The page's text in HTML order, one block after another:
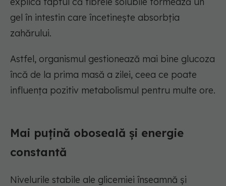
gel în intestin care încetinește absorbția
zahărului.
Astfel, organismul gestionează mai bine glucoza
încă de la prima masă a zilei, ceea ce poate
influența pozitiv metabolismul pentru multe ore.
Mai puțină oboseală și energie
constantă
Nivelurile stabile ale glicemiei înseamnă și